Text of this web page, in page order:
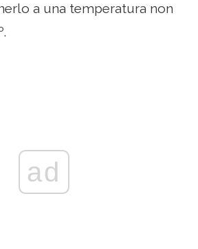
a una temperatura non
ad